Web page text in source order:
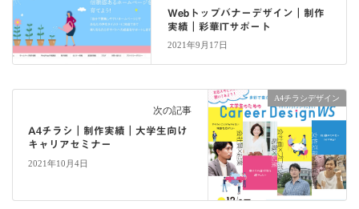
Webトップバナーデザイン｜制作
実績｜彩華ITサポート
2021年9月17日
A4チラシデザイン
次の記事
A4チラシ｜制作実績｜大学生向け
キャリアセミナー
2021年10月4日